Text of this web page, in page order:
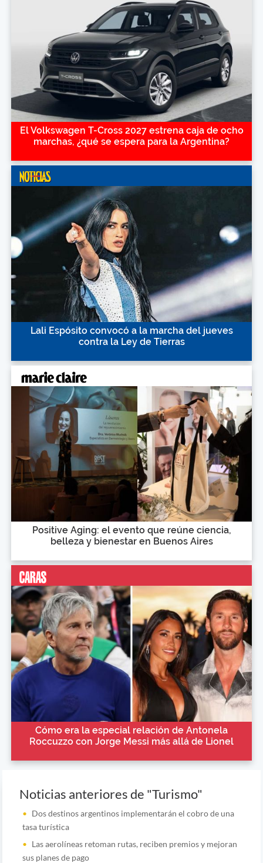
El Volkswagen T-Cross 2027 estrena caja de ocho
marchas, ¿qué se espera para la Argentina?
Lali Espósito convocó a la marcha del jueves
contra la Ley de Tierras
Positive Aging: el evento que reúne ciencia,
belleza y bienestar en Buenos Aires
Cómo era la especial relación de Antonela
Roccuzzo con Jorge Messi más allá de Lionel
Noticias anteriores de "Turismo"
Dos destinos argentinos implementarán el cobro de una
tasa turística
Las aerolíneas retoman rutas, reciben premios y mejoran
sus planes de pago